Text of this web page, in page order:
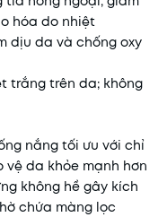
hóa do nhiệt
dịu da và chống oxy
trắng trên da; không
nắng tối ưu với chỉ
vệ da khỏe mạnh hơn
không hề gây kích
chứa màng lọc